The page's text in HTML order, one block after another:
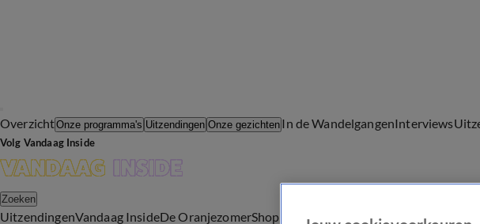
OverzichtOnze programma's Uitzendingen Onze gezichten In de WandelgangenInterviews
Volg Vandaag Inside
Zoeken
UitzendingenVandaag InsideDe OranjezomerShop Uitzending bijwonen